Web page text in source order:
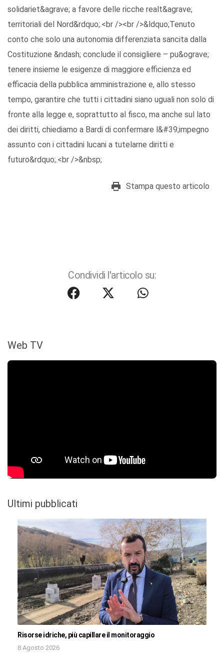
solidariet&agrave; a favore delle ricche realt&agrave;
territoriali del Nord&rdquo;.<br /><br />&ldquo;Tenuto
conto che solo una autonomia differenziata sancita dalla
Costituzione &ndash; conclude il consigliere – pu&ograve;
tenere insieme le esigenze di maggiore efficienza ed
efficacia della pubblica amministrazione e, allo stesso
tempo, garantire che tutti i cittadini siano uguali non solo di
fronte alla legge e, soprattutto al fisco, ma anche sul lato
dei diritti, chiediamo a Bardi di confermare l&#39;impegno
assunto con i cittadini lucani a tutelarne diritti e
futuro&rdquo;.<br />&nbsp;
Stampa questo articolo
Condividi l'articolo su:
Web TV
Ultimi pubblicati
Risorse idriche, più capillare il monitoraggio
8 Agosto 2026